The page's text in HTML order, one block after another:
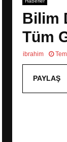
Bilim
Tüm
ibrahim
PAYLAŞ